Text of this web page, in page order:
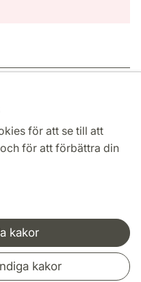
för att se till att
för att förbättra din
kakor
kakor
FAKULTETERNA
nätverk